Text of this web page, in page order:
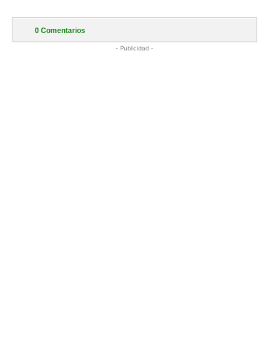
0 Comentarios
- Publicidad -